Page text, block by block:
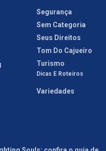
Segurança
Sem Categoria
Seus Direitos
Tom Do Cajueiro
Turismo
Dicas E Roteiros
Variedades